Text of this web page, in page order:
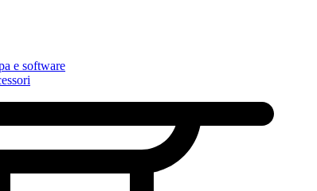
e software